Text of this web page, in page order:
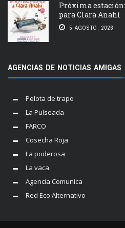
Próxima
para Clara Anahí
5 AGOSTO, 2026
AGENCIAS DE NOTICIAS AMIGAS
Pelota de trapo
La Pulseada
FARCO
Cosecha Roja
La poderosa
La vaca
Agencia Comunica
Red Eco Alternativo